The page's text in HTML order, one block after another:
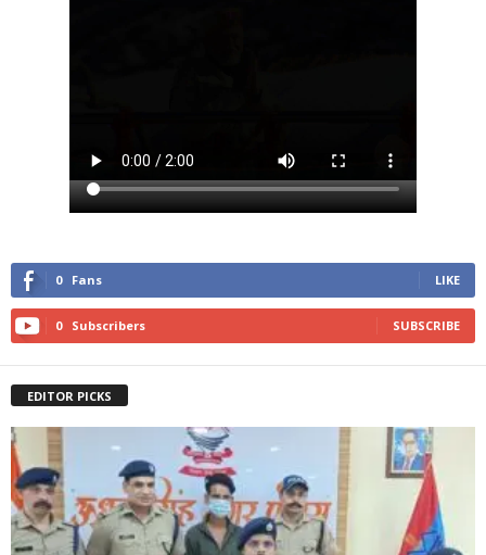
0 Fans LIKE
0 Subscribers SUBSCRIBE
EDITOR PICKS